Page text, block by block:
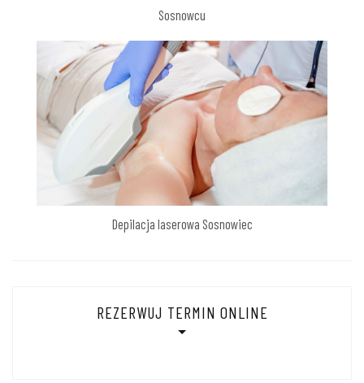
Sosnowcu
Depilacja laserowa Sosnowiec
REZERWUJ TERMIN ONLINE